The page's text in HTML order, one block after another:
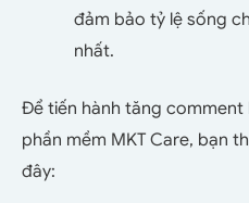
đảm bảo tỷ lệ sống
nhất.
Để tiến hành tăng
phần mềm MKT Care, bạn
đây: